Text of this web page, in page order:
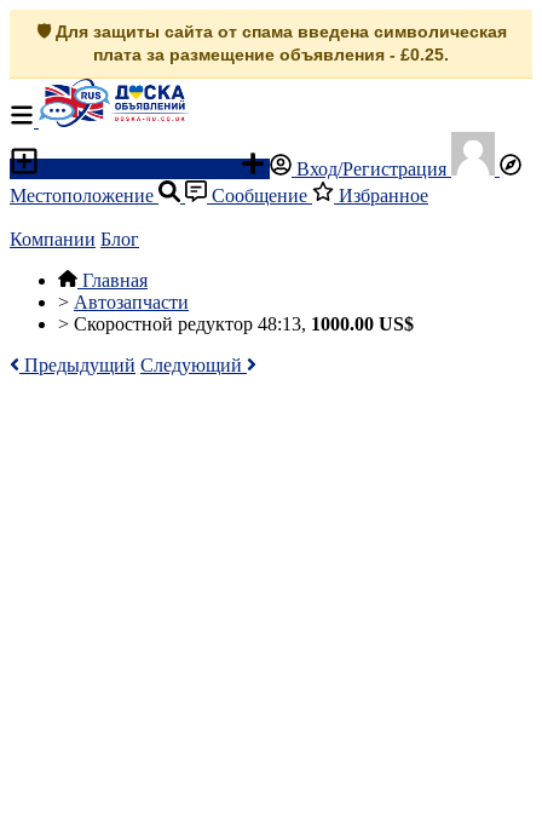
🛡️ Для защиты сайта от спама введена символическая
плата за размещение объявления - £0.25.
Вход/Регистрация
Местоположение
Сообщение Избранное
Компании Блог
Главная
> Автозапчасти
> Скоростной редуктор 48:13, 1000.00 US$
Предыдущий Следующий